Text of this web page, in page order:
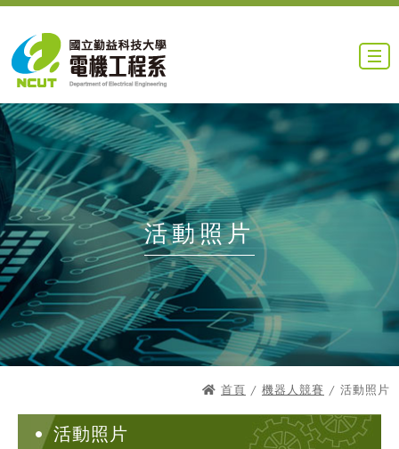
活動照片
首頁 / 機器人競賽 / 活動照片
活動照片